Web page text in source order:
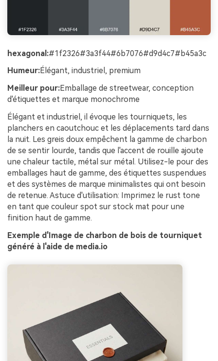
hexagonal:#1f2326#3a3f44#6b7076#d9d4c7#b45a3c
Humeur:Élégant, industriel, premium
Meilleur pour:Emballage de streetwear, conception
d'étiquettes et marque monochrome
Élégant et industriel, il évoque les tourniquets, les
planchers en caoutchouc et les déplacements tard dans
la nuit. Les greis doux empêchent la gamme de charbon
de se sentir lourde, tandis que l'accent de rouille ajoute
une chaleur tactile, métal sur métal. Utilisez-le pour des
emballages haut de gamme, des étiquettes suspendues
et des systèmes de marque minimalistes qui ont besoin
de retenue. Astuce d'utilisation: Imprimez le rust tone
en tant que couleur spot sur stock mat pour une
finition haut de gamme.
Exemple d'Image de charbon de bois de tourniquet
généré à l'aide de media.io